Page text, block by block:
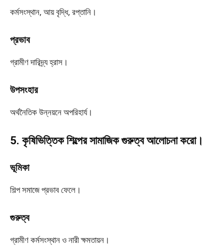
কর্মসংস্থান, আয় বৃদ্ধি, রপ্তানি।
প্রভাব
গ্রামীণ দারিদ্র্য হ্রাস।
উপসংহার
অর্থনৈতিক উন্নয়নে অপরিহার্য।
5. কৃষিভিত্তিক শিল্পের সামাজিক গুরুত্ব আলোচনা করো।
ভূমিকা
শিল্প সমাজে প্রভাব ফেলে।
গুরুত্ব
গ্রামীণ কর্মসংস্থান ও নারী ক্ষমতায়ন।